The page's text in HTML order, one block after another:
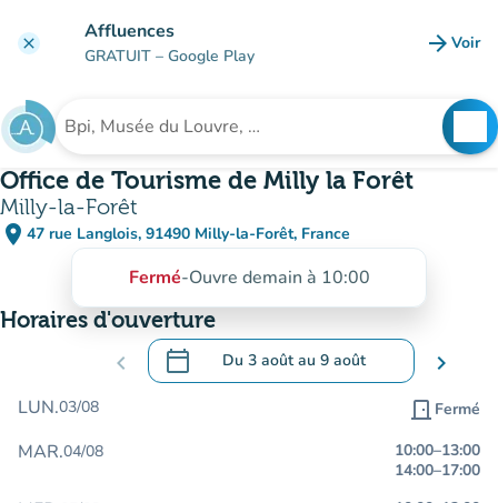
clear Affluences
GRATUIT – Google Play arrow_forward Voir
Rechercher un établissement
Office de Tourisme de Milly la Forêt
Milly-la-Forêt
place 47 rue Langlois, 91490 Milly-la-Forêt, France
(ouvrir dans Google Maps)
(nouvel onglet)
Fermé-Ouvre demain à 10:00
Horaires d'ouverture
chevron_left calendar_today Du 3 aoûtau 9 août
.Ouvrir le calendrier pour changer de
chevron_right
LUN.03/08 door_front Fermé
MAR.04/08 10:00–13:00
14:00–17:00